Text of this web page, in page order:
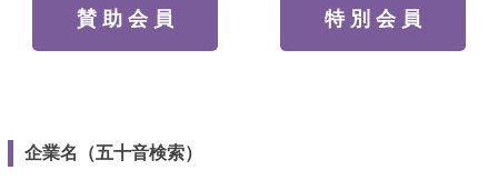
賛 助 会 員 特 別 会 員
企業名（五十音検索）